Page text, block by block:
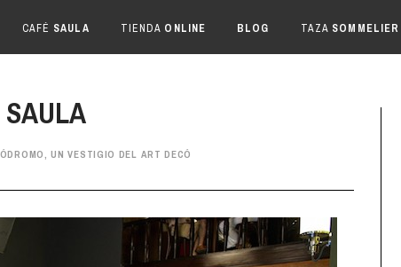
CAFÉ SAULA TIENDA ONLINE BLOG TAZA SOMMELIER
UN VESTIGIO DEL ART DECÓ